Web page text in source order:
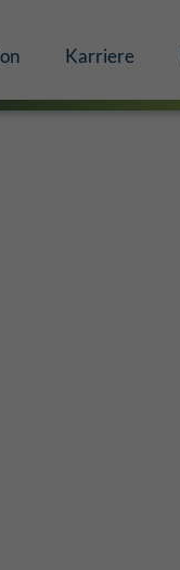
Karriere